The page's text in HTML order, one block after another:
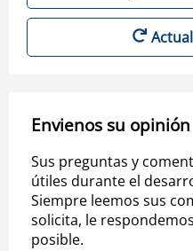
Envienos su opinión
Sus preguntas y
útiles durante el
Siempre leemos sus
solicita, le
posible.